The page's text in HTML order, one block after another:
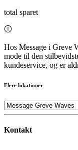
total sparet
Hos Message i Greve
mode til den
kundeservice, og er
Flere lokationer
Kontakt